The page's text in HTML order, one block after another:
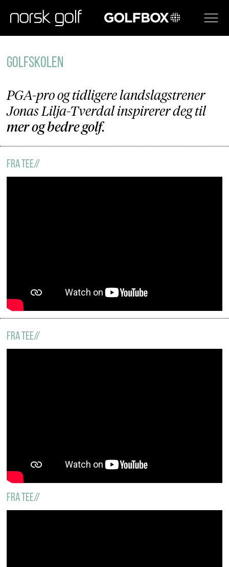
GOLFBOX
Golfskolen
GOLFSKOLEN
PGA-pro og tidligere landslagstrener
Jonas Lilja-Tverdal inspirerer deg til
mer og bedre golf.
FRA TEE//
FRA TEE//
Fra tee//